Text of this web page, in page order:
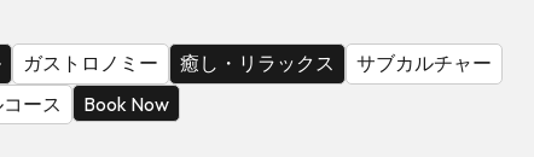
ガストロノミー 癒し・リラックス
サブカルチャー
ース Book Now